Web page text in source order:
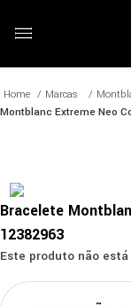
Marcas
Montblanc Extreme Neo
Bracelete
12382963
Este produto não